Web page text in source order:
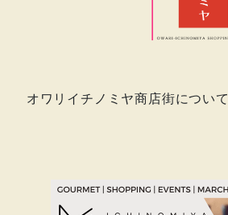
オワリイチノミヤ商店街について